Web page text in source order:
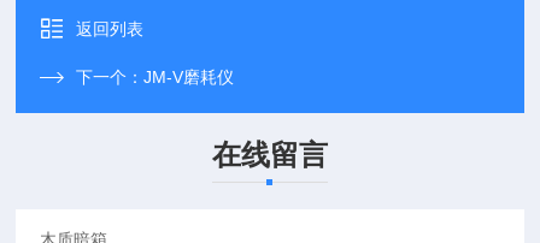
返回列表
下一个：JM-V磨耗仪
在线留言